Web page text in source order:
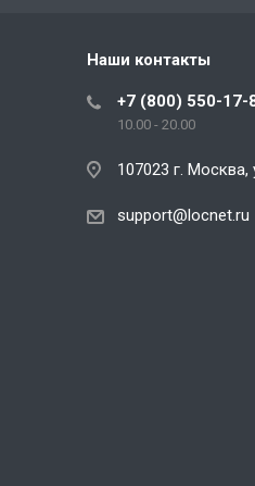
Наши контакты
+7 (800) 550-17-
10.00 - 20.00
107023 г. Москва,
support@locnet.ru